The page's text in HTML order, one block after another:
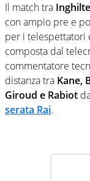
Il match tra
con ampio pre e
per i telespettatori
composta dal
commentatore
distanza tra Kane,
Giroud e Rabiot
serata Rai.